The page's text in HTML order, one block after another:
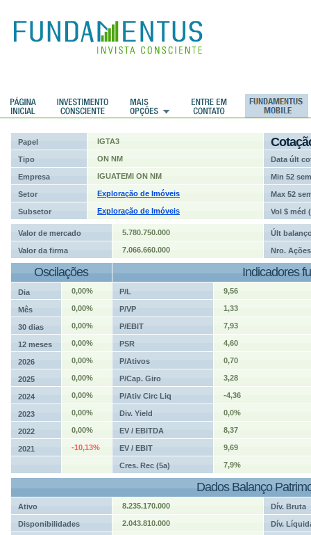
Papel IGTA3
Tipo ON NM Data últ
Empresa IGUATEMI ON NM Min 52 sem
Setor Exploração de Imóveis Max 52
Subsetor Exploração de Imóveis Vol $ méd
Valor de mercado 5.780.750.000 Últ
Valor da firma 7.066.660.000 Nro. Ações
Oscilações Indicadores
Dia 0,00% P/L 9,56
Mês 0,00% P/VP 1,33
30 dias 0,00% P/EBIT 7,93
12 meses 0,00% PSR 4,60
2026 0,00% P/Ativos 0,70
2025 0,00% P/Cap. Giro 3,28
2024 0,00% P/Ativ Circ Liq -4,36
2023 0,00% Div. Yield 0,0%
2022 0,00% EV / EBITDA 8,37
2021 -10,13% EV / EBIT 9,69
Cres. Rec (5a) 7,9%
Dados Balanço
Ativo 8.235.170.000 Dív. Bruta
Disponibilidades 2.043.810.000 Dív.